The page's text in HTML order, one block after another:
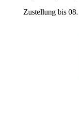
Zustellung bis